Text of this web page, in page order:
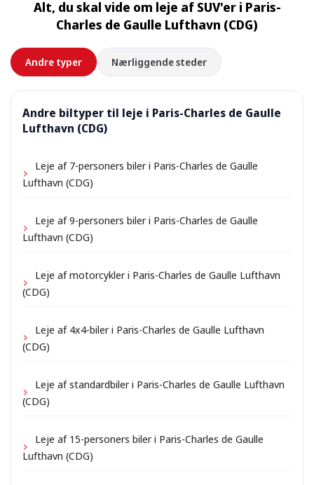
tilkomme et lille leveringsgebyr, som altid vises på
forhånd.
Alt, du skal vide om leje af SUV'er i Paris-
Charles de Gaulle Lufthavn (CDG)
Andre typer Nærliggende steder
Andre biltyper til leje i Paris-Charles de Gaulle
Lufthavn (CDG)
Leje af 7-personers biler i Paris-Charles de Gaulle
Lufthavn (CDG)
Leje af 9-personers biler i Paris-Charles de Gaulle
Lufthavn (CDG)
Leje af motorcykler i Paris-Charles de Gaulle Lufthavn
(CDG)
Leje af 4x4-biler i Paris-Charles de Gaulle Lufthavn
(CDG)
Leje af standardbiler i Paris-Charles de Gaulle Lufthavn
(CDG)
Leje af 15-personers biler i Paris-Charles de Gaulle
Lufthavn (CDG)